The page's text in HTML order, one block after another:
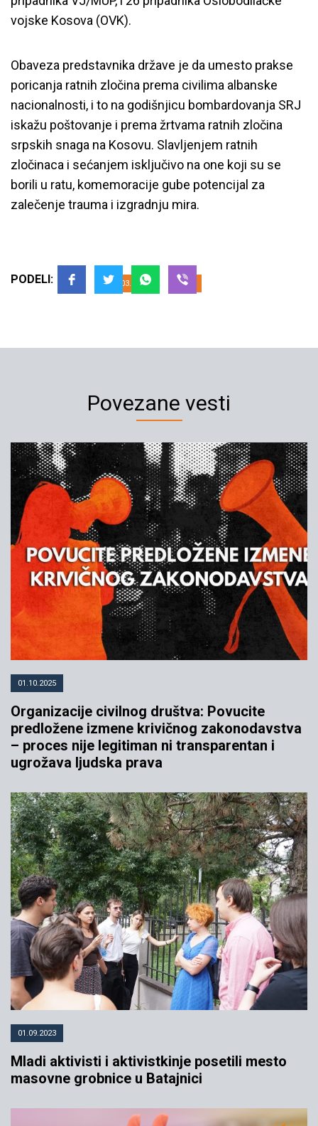
Ratnim zločincima nije mesto na
državnoj komemoraciji NATO
22.03.2024 YIHR
vojske Kosova (OVK).
Obaveza predstavnika države je da umesto prakse
poricanja ratnih zločina prema civilima albanske
nacionalnosti, i to na godišnjicu bombardovanja SRJ
iskažu poštovanje i prema žrtvama ratnih zločina
srpskih snaga na Kosovu. Slavljenjem ratnih
zločinaca i sećanjem isključivo na one koji su se
borili u ratu, komemoracije gube potencijal za
zalečenje trauma i izgradnju mira.
PODELI:
Povezane vesti
01.10.2025
Organizacije civilnog društva: Povucite
predložene izmene krivičnog zakonodavstva
– proces nije legitiman ni transparentan i
ugrožava ljudska prava
01.09.2023
Mladi aktivisti i aktivistkinje posetili mesto
masovne grobnice u Batajnici